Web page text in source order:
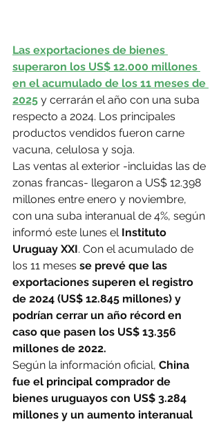
Las exportaciones de bienes
superaron los US$ 12.000 millones
en el acumulado de los 11 meses de
2025 y cerrarán el año con una suba
respecto a 2024. Los principales
productos vendidos fueron carne
vacuna, celulosa y soja.
Las ventas al exterior -incluidas las de
zonas francas- llegaron a US$ 12.398
millones entre enero y noviembre,
con una suba interanual de 4%, según
informó este lunes el Instituto
Uruguay XXI. Con el acumulado de
los 11 meses se prevé que las
exportaciones superen el registro
de 2024 (US$ 12.845 millones) y
podrían cerrar un año récord en
caso que pasen los US$ 13.356
millones de 2022.
Según la información oficial, China
fue el principal comprador de
bienes uruguayos con US$ 3.284
millones y un aumento interanual